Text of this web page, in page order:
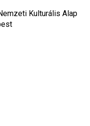
Kulturális Alap